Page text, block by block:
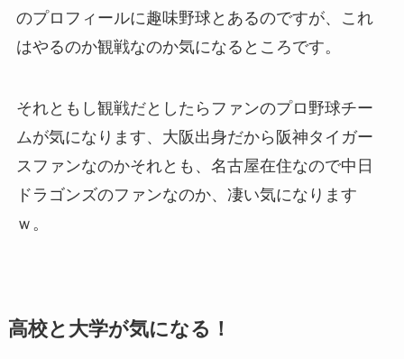
のプロフィールに趣味野球とあるのですが、これ
はやるのか観戦なのか気になるところです。
それともし観戦だとしたらファンのプロ野球チー
ムが気になります、大阪出身だから阪神タイガー
スファンなのかそれとも、名古屋在住なので中日
ドラゴンズのファンなのか、凄い気になります
ｗ。
高校と大学が気になる！